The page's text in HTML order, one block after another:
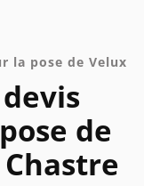
la pose de Velux
de